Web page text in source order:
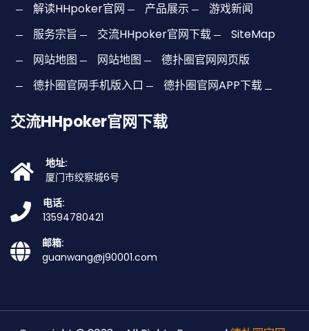
解读HHpoker官网 产品展示
游戏新闻
服务宗旨
交流HHpoker官网下载
SiteMap
网站地图
网站地图
德扑圈官网网页版
德扑圈官网手机版入口
德扑圈官网APP下载
交流HHpoker官网下载
地址:
厦门市绞察城6号
电话:
13594780421
邮箱:
guanwang@j90001.com